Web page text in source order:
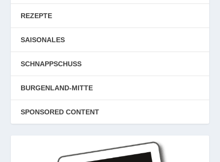
REZEPTE
SAISONALES
SCHNAPPSCHUSS
BURGENLAND-MITTE
SPONSORED CONTENT